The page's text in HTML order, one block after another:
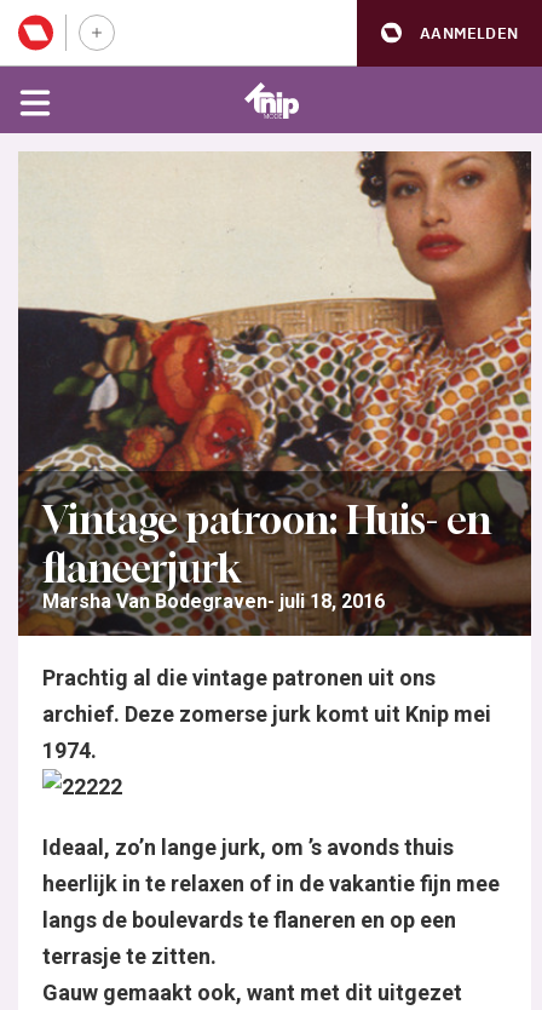
AANMELDEN
Vintage patroon: Huis- en
flaneerjurk
Marsha Van Bodegraven juli 18, 2016
Prachtig al die vintage patronen uit ons
archief. Deze zomerse jurk komt uit Knip mei
1974.
Ideaal, zo’n lange jurk, om ’s avonds thuis
heerlijk in te relaxen of in de vakantie fijn mee
langs de boulevards te flaneren en op een
terrasje te zitten.
Gauw gemaakt ook, want met dit uitgezet